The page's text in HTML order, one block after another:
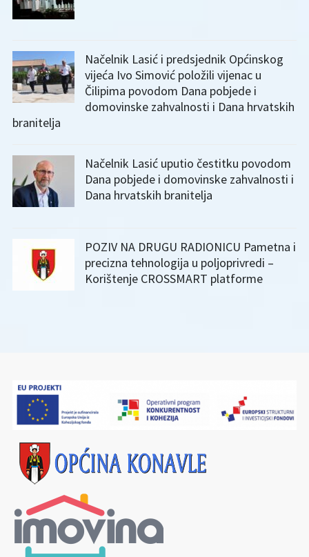
Načelnik Lasić i predsjednik Općinskog
vijeća Ivo Simović položili vijenac u
Čilipima povodom Dana pobjede i
domovinske zahvalnosti i Dana hrvatskih
branitelja
Načelnik Lasić uputio čestitku povodom
Dana pobjede i domovinske zahvalnosti i
Dana hrvatskih branitelja
POZIV NA DRUGU RADIONICU Pametna i
precizna tehnologija u poljoprivredi –
Korištenje CROSSMART platforme